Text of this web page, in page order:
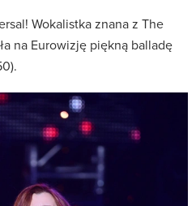
Wokalistka znana z The
na Eurowizję piękną balladę